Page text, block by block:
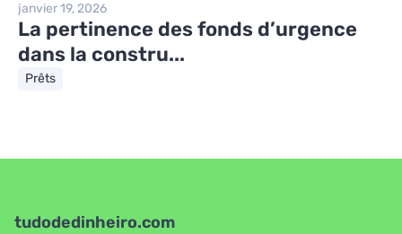
janvier 19, 2026
La pertinence des fonds d’urgence
dans la constru...
Prêts
tudodedinheiro.com